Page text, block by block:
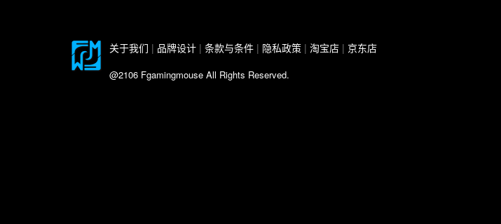
关于我们 | 品牌设计 | 条款与条件 | 隐私政策 | 淘宝店 | 京东店
@2106 Fgamingmouse All Rights Reserved.